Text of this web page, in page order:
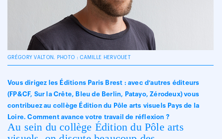
GRÉGORY VALTON. PHOTO : CAMILLE HERVOUET
Vous dirigez les Éditions Paris Brest : avec d’autres éditeurs
(FP&CF, Sur la Crête, Bleu de Berlin, Patayo, Zérodeux) vous
contribuez au collège Édition du Pôle arts visuels Pays de la
Loire. Comment avance votre travail de réflexion ?
Au sein du collège Édition du Pôle arts